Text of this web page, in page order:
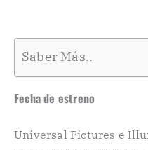
Saber Más..
Fecha de estreno
Universal Pictures e